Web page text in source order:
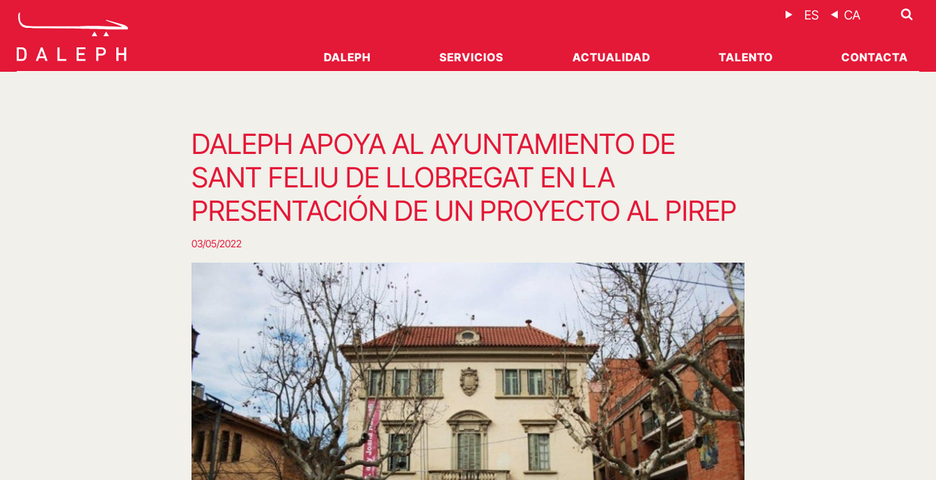
ES CA
DALEPH SERVICIOS ACTUALIDAD TALENTO CONTACTA
DALEPH APOYA AL AYUNTAMIENTO DE
SANT FELIU DE LLOBREGAT EN LA
PRESENTACIÓN DE UN PROYECTO AL PIREP
03/05/2022